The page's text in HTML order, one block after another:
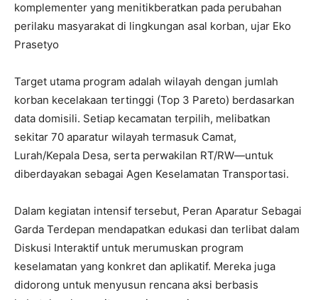
komplementer yang menitikberatkan pada perubahan
perilaku masyarakat di lingkungan asal korban, ujar Eko
Prasetyo
Target utama program adalah wilayah dengan jumlah
korban kecelakaan tertinggi (Top 3 Pareto) berdasarkan
data domisili. Setiap kecamatan terpilih, melibatkan
sekitar 70 aparatur wilayah termasuk Camat,
Lurah/Kepala Desa, serta perwakilan RT/RW—untuk
diberdayakan sebagai Agen Keselamatan Transportasi.
Dalam kegiatan intensif tersebut, Peran Aparatur Sebagai
Garda Terdepan mendapatkan edukasi dan terlibat dalam
Diskusi Interaktif untuk merumuskan program
keselamatan yang konkret dan aplikatif. Mereka juga
didorong untuk menyusun rencana aksi berbasis